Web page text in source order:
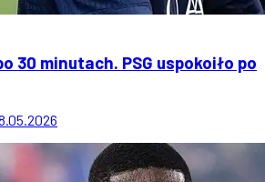
30 minutach. PSG uspokoiło po